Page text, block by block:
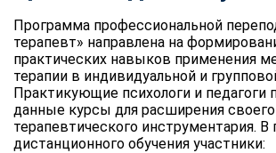
Программа профессиональной
терапевт» направлена на
практических навыков применения
терапии в индивидуальной и
Практикующие психологи и педагоги
данные курсы для расширения своего
терапевтического инструментария. В
дистанционного обучения участники: